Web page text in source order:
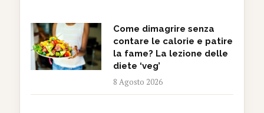
Come dimagrire senza
contare le calorie e patire
la fame? La lezione delle
diete ‘veg’
8 Agosto 2026